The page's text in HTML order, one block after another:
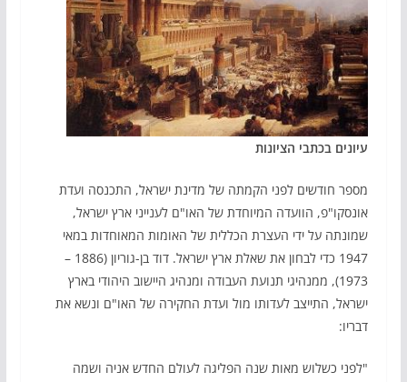
עיונים בכתבי הציונות
מספר חודשים לפני הקמתה של מדינת ישראל, התכנסה ועדת
אונסקו"פ, הוועדה המיוחדת של האו"ם לענייני ארץ ישראל,
שמונתה על ידי העצרת הכללית של האומות המאוחדות במאי
1947 כדי לבחון את שאלת ארץ ישראל. דוד בן-גוריון (1886 –
1973), ממנהיגי תנועת העבודה ומנהיג היישוב היהודי בארץ
ישראל, התייצב לעדותו מול ועדת החקירה של האו"ם ונשא את
דבריו:
"לפני כשלוש מאות שנה הפליגה לעולם החדש אניה ושמה